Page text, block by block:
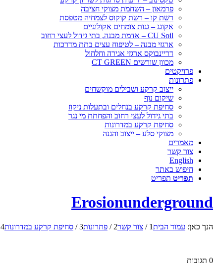
פרמאון – השחמת מצוקי חציבה
רשת קו – רשת קוקוס לצמחיה מטפסת
אקוגג – גגות צומחים אקולוגיים
CU Soil – אדמת מבנה, בתי גידול לעצי רחוב
ארגזי מבנה – לטיפוח עצים בתת מדרכות
דריינבוקס ארגזי אגירה וחלחול
מכוון שורשים CT GREEN
פרויקטים
פתרונות
ייצוב קרקע ושבילים מוקשחים
שיקום נוף
סחיפת קרקע בנחלים ובתעלות ניקוז
בתי גידול לעצי רחוב והפחתת מי נגר
סחיפת קרקע במדרונות
מצוקי סלע – ייצוב והגנה
מאמרים
צור קשר
English
חיפוש באתר
תפריט תפריט
Erosionunderground
הנך כאן: עמוד הבית1
/ צור קשר2
/ פתרונות3
/ סחיפת קרקע במדרונות4
0 תגובות